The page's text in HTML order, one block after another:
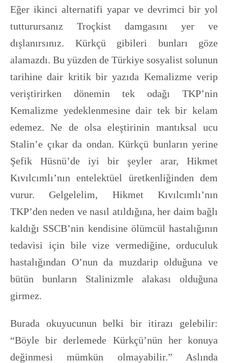
Eğer ikinci alternatifi yapar ve devrimci bir yol
tutturursanız Troçkist damgasını yer ve
dışlanırsınız. Kürkçü gibileri bunları göze
alamazdı. Bu yüzden de Türkiye sosyalist solunun
tarihine dair kritik bir yazıda Kemalizme verip
veriştirirken dönemin tek odağı TKP’nin
Kemalizme yedeklenmesine dair tek bir kelam
edemez. Ne de olsa eleştirinin mantıksal ucu
Stalin’e çıkar da ondan. Kürkçü bunların yerine
Şefik Hüsnü’de iyi bir şeyler arar, Hikmet
Kıvılcımlı’nın entelektüel üretkenliğinden dem
vurur. Gelgelelim, Hikmet Kıvılcımlı’nın
TKP’den neden ve nasıl atıldığına, her daim bağlı
kaldığı SSCB’nin kendisine ölümcül hastalığının
tedavisi için bile vize vermediğine, orduculuk
hastalığından O’nun da muzdarip olduğuna ve
bütün bunların Stalinizmle alakası olduğuna
girmez.
Burada okuyucunun belki bir itirazı gelebilir:
“Böyle bir derlemede Kürkçü’nün her konuya
değinmesi mümkün olmayabilir.” Aslında